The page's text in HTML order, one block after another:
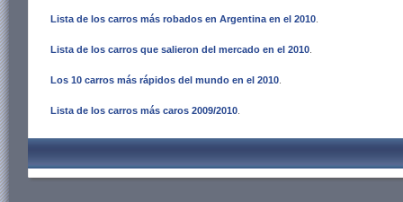
Lista de los carros más robados en Argentina en el 2010
Lista de los carros que salieron del mercado en el 2010
Los 10 carros más rápidos del mundo en el 2010
Lista de los carros más caros 2009/2010